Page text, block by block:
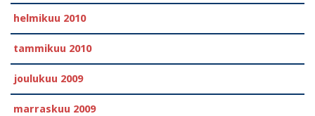
helmikuu 2010
tammikuu 2010
joulukuu 2009
marraskuu 2009